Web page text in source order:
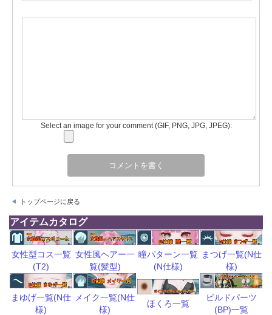
Select an image for your comment (GIF, PNG, JPG, JPEG):
トップページに戻る
アイテムカタログ
女性型コス一覧
(T2)
女性風ヘアー一
覧(髪型)
瞳パターン一覧
(N仕様)
まつげ一覧(N仕
様)
まゆげ一覧(N仕
様)
メイク一覧(N仕
様)
ほくろ一覧
ビルドパーツ
(BP)一覧